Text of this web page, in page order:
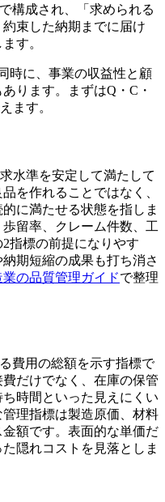
構成され、「求められる
束した納期までに届け
す。
時に、事業の収益性と顧
ります。まずはQ・C・
ます。
水準を安定して満たして
を作れることではなく、
に満たせる状態を指しま
留率、クレーム件数、工
指標の前提になりやす
期短縮の成果も打ち消さ
業の品質管理ガイドで整理
費用の総額を示す指標で
だけでなく、在庫の保管
時間といった見えにくい
理指標は製造原価、材料
額です。表面的な単価だ
隠れコストを見落としま